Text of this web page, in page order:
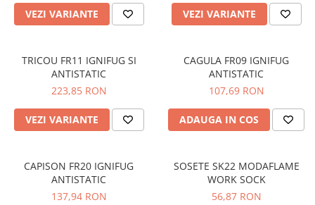
PROTECTIE LA IMPACT
PROTECTIE AUDITIVA
LUCRU LA INALTIME
AVERTIZARE SI PRIM AJUTOR
TRICOURI POLO
PROSOAPE
PRODUSE DE VOIAJ
VEZI VARIANTE VEZI VARIANTE
TRICOU FR11 IGNIFUG SI
ANTISTATIC
223,85 RON
VEZI VARIANTE
CAGULA FR09 IGNIFUG
ANTISTATIC
107,69 RON
ADAUGA IN COS
CAPISON FR20 IGNIFUG
ANTISTATIC
137,94 RON
SOSETE SK22 MODAFLAME
WORK SOCK
56,87 RON